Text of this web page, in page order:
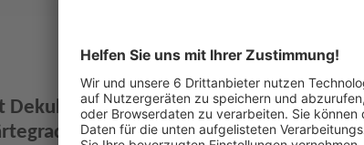
Dekubitus-
3
Samsung Einbau-
Art.Nr. DW60BG730